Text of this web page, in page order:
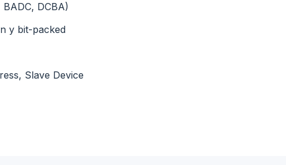
DCBA)
y bit-packed
Slave Device